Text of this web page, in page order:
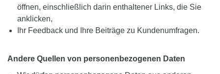
öffnen, einschließlich darin enthaltener Links, die Sie
anklicken,
Ihr Feedback und Ihre Beiträge zu Kundenumfragen.
Andere Quellen von personenbezogenen Daten